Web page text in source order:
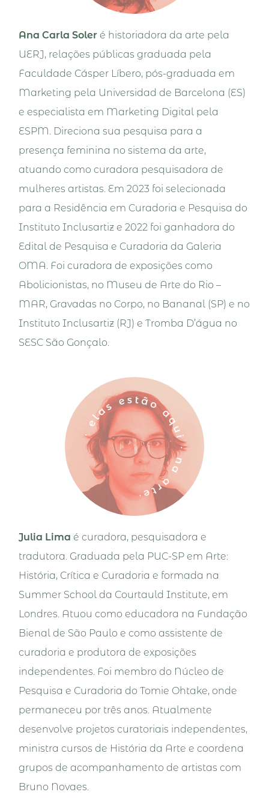
Ana Carla Soler é historiadora da arte pela
UERJ, relações públicas graduada pela
Faculdade Cásper Líbero, pós-graduada em
Marketing pela Universidad de Barcelona (ES)
e especialista em Marketing Digital pela
ESPM. Direciona sua pesquisa para a
presença feminina no sistema da arte,
atuando como curadora pesquisadora de
mulheres artistas. Em 2023 foi selecionada
para a Residência em Curadoria e Pesquisa do
Instituto Inclusartiz e 2022 foi ganhadora do
Edital de Pesquisa e Curadoria da Galeria
OMA. Foi curadora de exposições como
Abolicionistas, no Museu de Arte do Rio –
MAR, Gravadas no Corpo, no Bananal (SP) e no
Instituto Inclusartiz (RJ) e Tromba D’água no
SESC São Gonçalo.
Julia Lima é curadora, pesquisadora e
tradutora. Graduada pela PUC-SP em Arte:
História, Crítica e Curadoria e formada na
Summer School da Courtauld Institute, em
Londres. Atuou como educadora na Fundação
Bienal de São Paulo e como assistente de
curadoria e produtora de exposições
independentes. Foi membro do Núcleo de
Pesquisa e Curadoria do Tomie Ohtake, onde
permaneceu por três anos. Atualmente
desenvolve projetos curatoriais independentes,
ministra cursos de História da Arte e coordena
grupos de acompanhamento de artistas com
Bruno Novaes.